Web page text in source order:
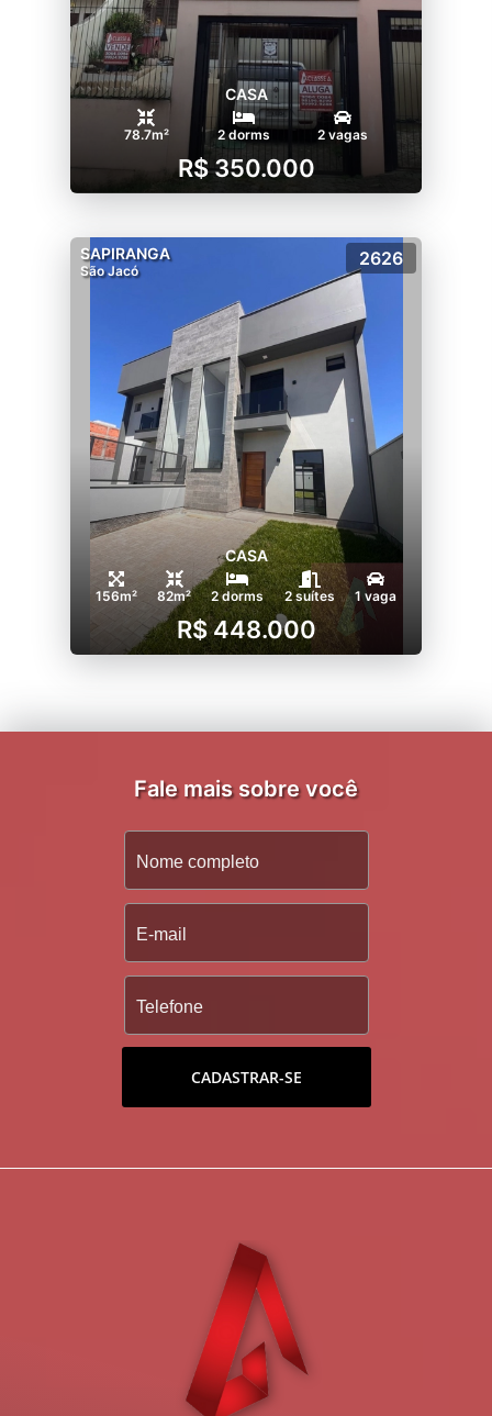
CASA
78.7m² 2 dorms 2 vagas
R$ 350.000
SAPIRANGA
São Jacó
2626
CASA
156m² 82m² 2 dorms 2 suítes 1 vaga
R$ 448.000
Fale mais sobre você
CADASTRAR-SE